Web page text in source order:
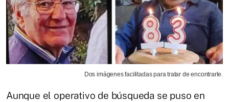
Dos imágenes facilitadas para tratar de encontrarle.
Aunque el operativo de búsqueda se puso en